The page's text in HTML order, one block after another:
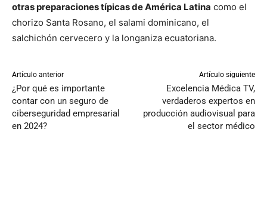
otras preparaciones típicas de América Latina como el
chorizo Santa Rosano, el salami dominicano, el
salchichón cervecero y la longaniza ecuatoriana.
Artículo anterior
¿Por qué es importante
contar con un seguro de
ciberseguridad empresarial
en 2024?
Artículo siguiente
Excelencia Médica TV,
verdaderos expertos en
producción audiovisual para
el sector médico